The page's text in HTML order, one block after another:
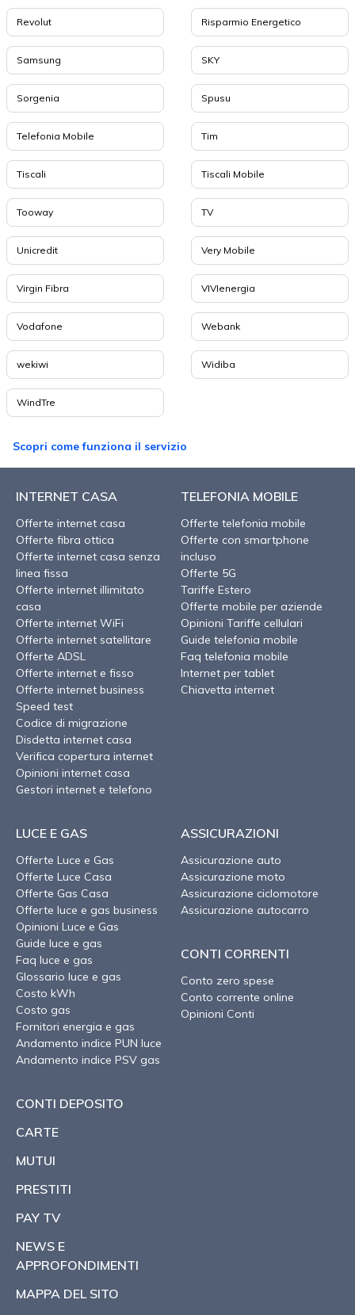
Revolut Risparmio Energetico
Samsung SKY
Sorgenia Spusu
Telefonia Mobile Tim
Tiscali Tiscali Mobile
Tooway TV
Unicredit Very Mobile
Virgin Fibra VIVIenergia
Vodafone Webank
wekiwi Widiba
WindTre
Scopri come funziona il servizio
INTERNET CASA
Offerte internet casa
Offerte fibra ottica
Offerte internet casa senza
linea fissa
Offerte internet illimitato
casa
Offerte internet WiFi
Offerte internet satellitare
Offerte ADSL
Offerte internet e fisso
Offerte internet business
Speed test
Codice di migrazione
Disdetta internet casa
Verifica copertura internet
Opinioni internet casa
Gestori internet e telefono
TELEFONIA MOBILE
Offerte telefonia mobile
Offerte con smartphone
incluso
Offerte 5G
Tariffe Estero
Offerte mobile per aziende
Opinioni Tariffe cellulari
Guide telefonia mobile
Faq telefonia mobile
Internet per tablet
Chiavetta internet
LUCE E GAS
Offerte Luce e Gas
Offerte Luce Casa
Offerte Gas Casa
Offerte luce e gas business
Opinioni Luce e Gas
Guide luce e gas
Faq luce e gas
Glossario luce e gas
Costo kWh
Costo gas
Fornitori energia e gas
Andamento indice PUN luce
Andamento indice PSV gas
ASSICURAZIONI
Assicurazione auto
Assicurazione moto
Assicurazione ciclomotore
Assicurazione autocarro
CONTI CORRENTI
Conto zero spese
Conto corrente online
Opinioni Conti
CONTI DEPOSITO
CARTE
MUTUI
PRESTITI
PAY TV
NEWS E
APPROFONDIMENTI
MAPPA DEL SITO